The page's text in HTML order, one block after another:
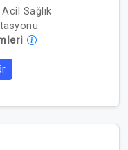
Acil Sağlık